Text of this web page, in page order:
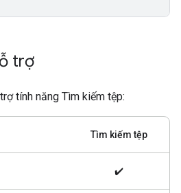
trợ
tính năng Tìm kiếm tệp:
Tìm kiếm tệp
✔️